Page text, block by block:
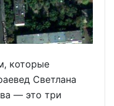
которые
Светлана
— это три